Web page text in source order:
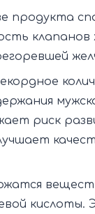
продукта
клапанов
риск